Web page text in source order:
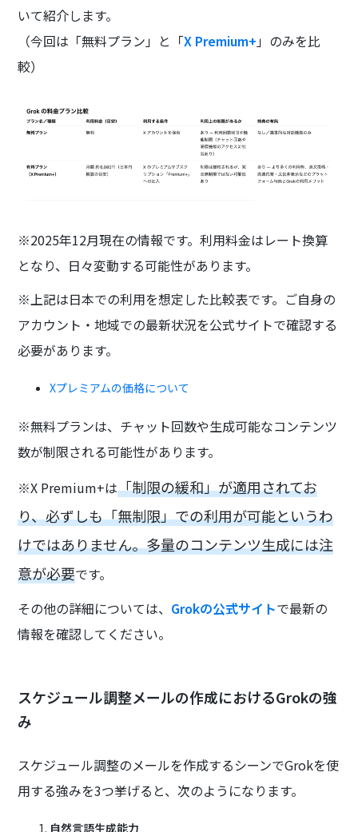
いて紹介します。
（今回は「無料プラン」と「X Premium+ 」のみを比
較）
※2025年12月現在の情報です。利用料金はレート換算
となり、日々変動する可能性があります。
※上記は日本での利用を想定した比較表です。ご自身の
アカウント・地域での最新状況を公式サイトで確認する
必要があります。
Xプレミアムの価格について
※無料プランは、チャット回数や生成可能なコンテンツ
数が制限される可能性があります。
※X Premium+は「制限の緩和」が適用されてお
り、必ずしも「無制限」での利用が可能というわ
けではありません。多量のコンテンツ生成には注
意が必要です。
その他の詳細については、 Grokの公式サイトで最新の
情報を確認してください。
スケジュール調整メールの作成におけるGrokの強
み
スケジュール調整のメールを作成するシーンでGrokを使
用する強みを3つ挙げると、次のようになります。
自然言語生成能力